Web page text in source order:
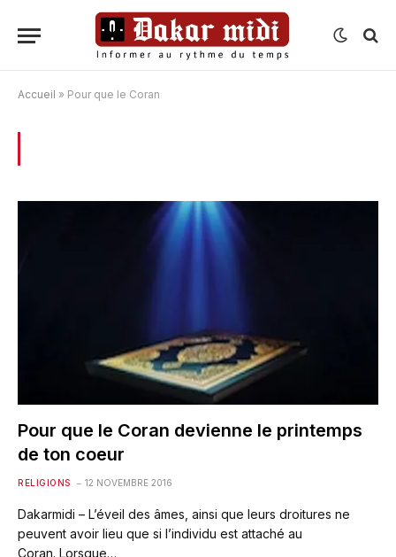
Accueil » Pour que le Coran
Pour que le Coran devienne le printemps
de ton coeur
RELIGIONS 12 NOVEMBRE 2016
Dakarmidi – L’éveil des âmes, ainsi que leurs droitures ne
peuvent avoir lieu que si l’individu est attaché au
Coran. Lorsque…